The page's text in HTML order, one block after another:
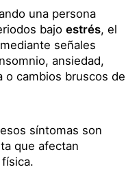
señales
ansiedad,
cambios bruscos de
síntomas son